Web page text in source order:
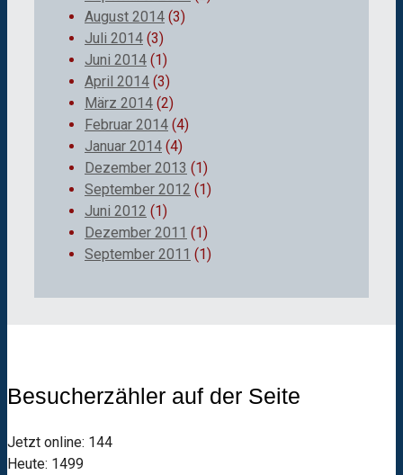
August 2014 (3)
Juli 2014 (3)
Juni 2014 (1)
April 2014 (3)
März 2014 (2)
Februar 2014 (4)
Januar 2014 (4)
Dezember 2013 (1)
September 2012 (1)
Juni 2012 (1)
Dezember 2011 (1)
September 2011 (1)
Besucherzähler auf der Seite
Jetzt online: 144
Heute: 1499